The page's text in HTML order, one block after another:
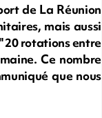
de La Réunion
mais aussi
20 rotations entre
Ce nombre
que nous